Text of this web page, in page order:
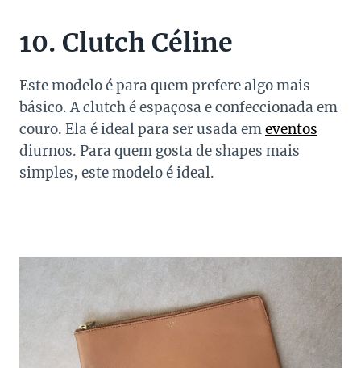
10. Clutch Céline
Este modelo é para quem prefere algo mais
básico. A clutch é espaçosa e confeccionada em
couro. Ela é ideal para ser usada emeventos
diurnos. Para quem gosta de shapes mais
simples, este modelo é ideal.